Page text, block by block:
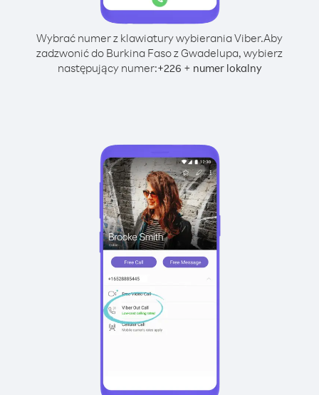
Wybrać numer z klawiatury wybierania Viber.Aby
zadzwonić do Burkina Faso z Gwadelupa, wybierz
następujący numer:+226 + numer lokalny